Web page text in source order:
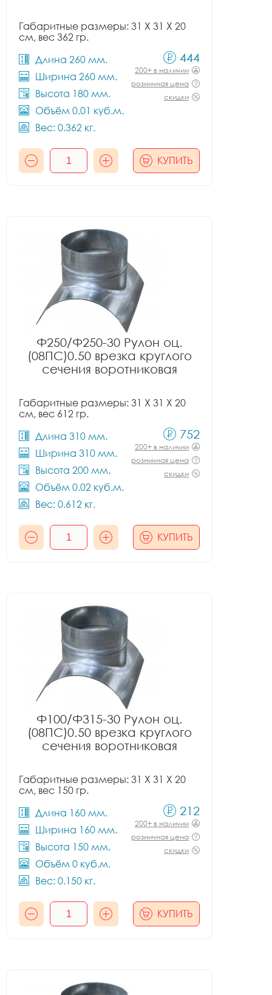
Габаритные размеры: 31 X 31 X 20
см, вес 362 гр.
Длина 260 мм.
Ширина 260 мм.
Высота 180 мм.
Объём 0.01 куб.м.
Вес: 0.362 кг.
444
200+ в наличии
розничная цена
скидки
КУПИТЬ
Ф250/Ф250-30 Рулон оц.
(08ПС)0.50 врезка круглого
сечения воротниковая
Габаритные размеры: 31 X 31 X 20
см, вес 612 гр.
Длина 310 мм.
Ширина 310 мм.
Высота 200 мм.
Объём 0.02 куб.м.
Вес: 0.612 кг.
752
200+ в наличии
розничная цена
скидки
КУПИТЬ
Ф100/Ф315-30 Рулон оц.
(08ПС)0.50 врезка круглого
сечения воротниковая
Габаритные размеры: 31 X 31 X 20
см, вес 150 гр.
Длина 160 мм.
Ширина 160 мм.
Высота 150 мм.
Объём 0 куб.м.
Вес: 0.150 кг.
212
200+ в наличии
розничная цена
скидки
КУПИТЬ